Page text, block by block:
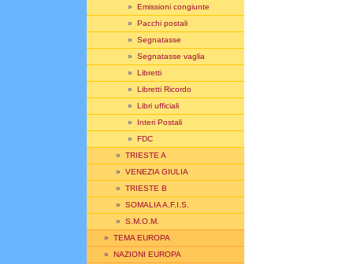
» Emissioni congiunte
» Pacchi postali
» Segnatasse
» Segnatasse vaglia
» Libretti
» Libretti Ricordo
» Libri ufficiali
» Interi Postali
» FDC
» TRIESTE A
» VENEZIA GIULIA
» TRIESTE B
» SOMALIA A.F.I.S.
» S.M.O.M.
» TEMA EUROPA
» NAZIONI EUROPA